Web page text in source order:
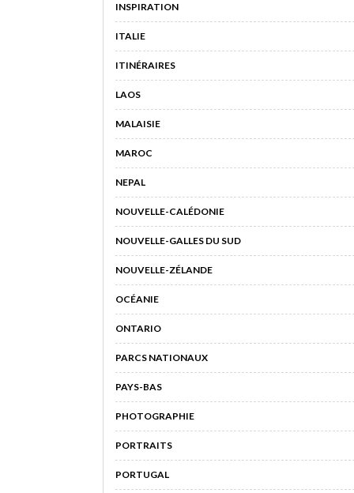
INSPIRATION
ITALIE
ITINÉRAIRES
LAOS
MALAISIE
MAROC
NEPAL
NOUVELLE-CALÉDONIE
NOUVELLE-GALLES DU SUD
NOUVELLE-ZÉLANDE
OCÉANIE
ONTARIO
PARCS NATIONAUX
PAYS-BAS
PHOTOGRAPHIE
PORTRAITS
PORTUGAL